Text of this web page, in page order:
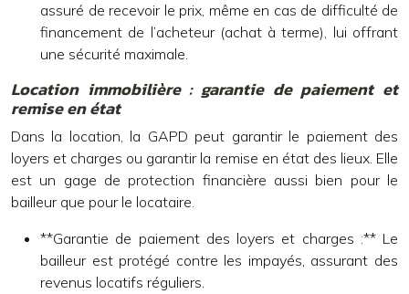
assuré de recevoir le prix, même en cas de difficulté de
financement de l’acheteur (achat à terme), lui offrant
une sécurité maximale.
Location immobilière : garantie de paiement et
remise en état
Dans la location, la GAPD peut garantir le paiement des
loyers et charges ou garantir la remise en état des lieux. Elle
est un gage de protection financière aussi bien pour le
bailleur que pour le locataire.
**Garantie de paiement des loyers et charges :** Le
bailleur est protégé contre les impayés, assurant des
revenus locatifs réguliers.